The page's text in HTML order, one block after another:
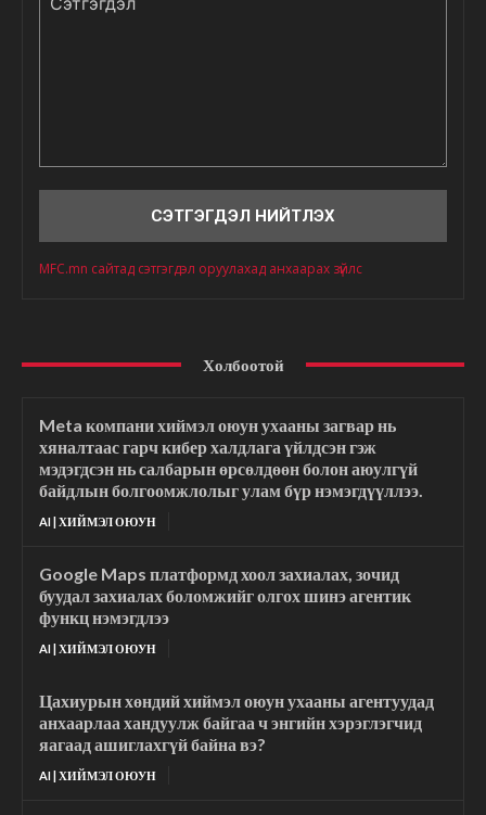
MFC.mn сайтад сэтгэгдэл оруулахад анхаарах зүйлс
Холбоотой
Meta компани хиймэл оюун ухааны загвар нь
хяналтаас гарч кибер халдлага үйлдсэн гэж
мэдэгдсэн нь салбарын өрсөлдөөн болон аюулгүй
байдлын болгоомжлолыг улам бүр нэмэгдүүллээ.
AI | ХИЙМЭЛ ОЮУН
Google Maps платформд хоол захиалах, зочид
буудал захиалах боломжийг олгох шинэ агентик
функц нэмэгдлээ
AI | ХИЙМЭЛ ОЮУН
Цахиурын хөндий хиймэл оюун ухааны агентуудад
анхаарлаа хандуулж байгаа ч энгийн хэрэглэгчид
яагаад ашиглахгүй байна вэ?
AI | ХИЙМЭЛ ОЮУН